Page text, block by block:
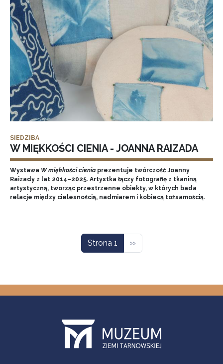
SIEDZIBA
W MIĘKKOŚCI CIENIA - JOANNA RAIZADA
Wystawa W miękkości cieniaprezentuje twórczość Joanny
Raizady z lat 2014–2025. Artystka łączy fotografię z tkaniną
artystyczną, tworząc przestrzenne obiekty, w których bada
relacje między cielesnością, nadmiarem i kobiecą tożsamością.
Strona 1 Następna strona
››